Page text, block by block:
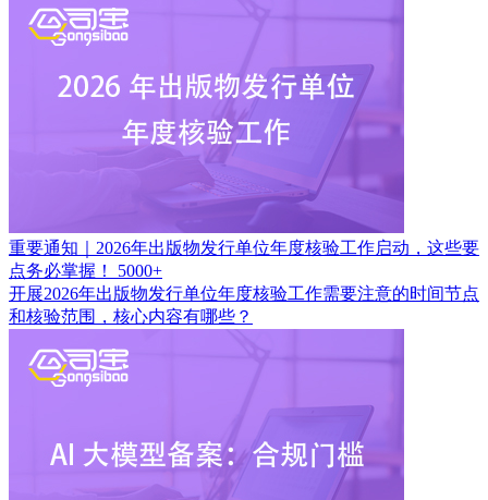
重要通知｜2026年出版物发行单位年度核验工作启动，这些要
点务必掌握！
5000+
开展2026年出版物发行单位年度核验工作需要注意的时间节点
和核验范围，核心内容有哪些？